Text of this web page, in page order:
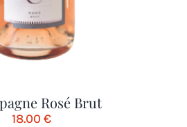
Rosé Brut
18.00€